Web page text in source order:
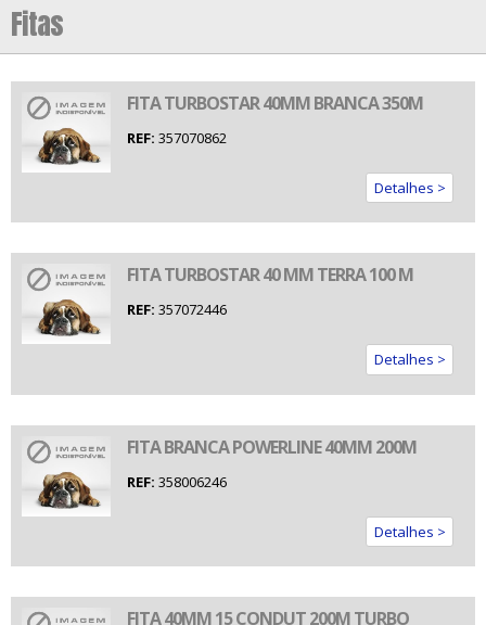
Fitas
FITA TURBOSTAR 40MM BRANCA 350M
REF: 357070862
Detalhes >
FITA TURBOSTAR 40 MM TERRA 100 M
REF: 357072446
Detalhes >
FITA BRANCA POWERLINE 40MM 200M
REF: 358006246
Detalhes >
FITA 40MM 15 CONDUT 200M TURBO